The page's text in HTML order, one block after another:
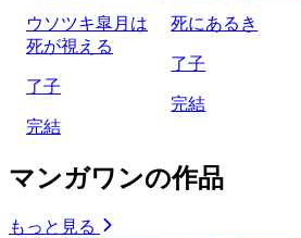
ウソツキ皐月は
死が視える
了子
完結
死にあるき
了子
完結
マンガワンの作品
もっと見る